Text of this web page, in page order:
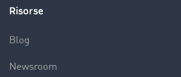
Risorse
Blog
Newsroom